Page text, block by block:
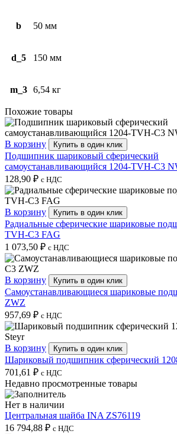
b 50 мм
d_5 150 мм
m_3 6,54 кг
Похожие товары
В корзину Купить в один клик
Подшипник шариковый сферический
самоустанавливающийся 1204-TVH-C3
128,90 ₽ с НДС
В корзину Купить в один клик
Радиальные сферические шариковые
TVH-C3 FAG
1 073,50 ₽ с НДС
В корзину Купить в один клик
Самоустанавливающиеся шариковые
ZWZ
957,69 ₽ с НДС
В корзину Купить в один клик
Шариковый подшипник сферический
701,61 ₽ с НДС
Недавно просмотренные товары
Нет в наличии
Центральная шайба INA ZS76119
16 794,88 ₽ с НДС